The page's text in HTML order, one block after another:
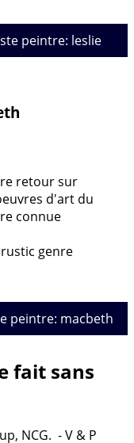
peintre: leslie
retour sur
d'art du
connue
genre
peintre: macbeth
fait sans
NCG. - V & P